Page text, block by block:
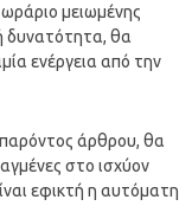
ωράριο μειωμένης
δυνατότητα, θα
ενέργεια από την
άρθρου, θα
στο ισχύον
εφικτή η αυτόματη